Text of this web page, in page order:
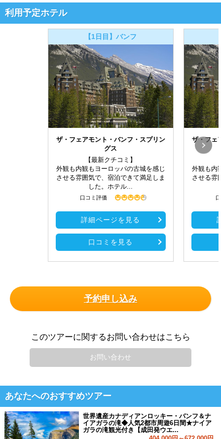
利用予定ホテル
【1日目】バンフ
ザ・フェアモント・バンフ・スプリン
グス
【最新クチコミ】
外観も内観もヨーロッパの古城を感じ
させる雰囲気で、宿泊できて満足しま
した。ホテル...
口コミ評価
詳細ページを見る
口コミを見る
ザ・フェ
外観も内
させる雰
予約申し込み
このツアーに関するお問い合わせはこちら
お問い合わせ
あなたへのおすすめツアー
世界遺産カナディアンロッキー・バンフ＆ナ
イアガラの滝◆人気2都市周遊6日間★ナイア
ガラの滝観光付き【成田発ウエ...